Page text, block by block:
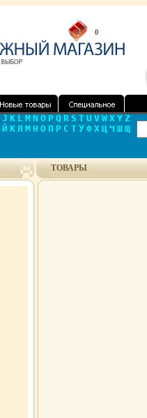
0
J K L M N O P Q R S T U V W X Y Z
Й К Л М Н О П Р С Т У Ф Х Ц Ч Ш Щ
ТОВАРЫ